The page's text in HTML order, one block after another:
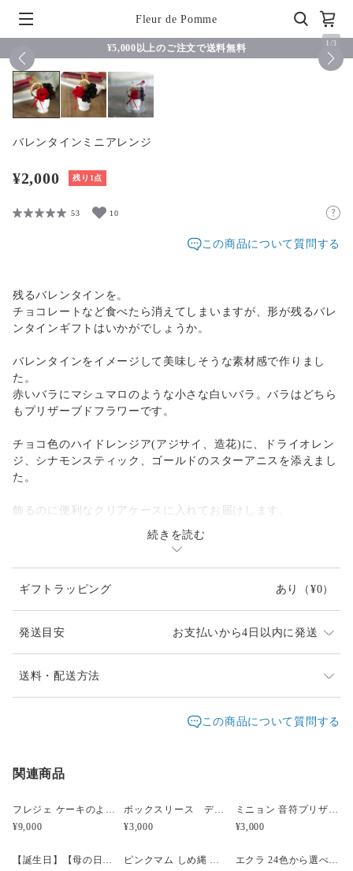
Fleur de Pomme
¥5,000以上のご注文で送料無料 1 /3
バレンタインミニアレンジ
¥2,000 残り1点
53 10
この商品について質問する
残るバレンタインを。
チョコレートなど食べたら消えてしまいますが、形が残るバレ
ンタインギフトはいかがでしょうか。
バレンタインをイメージして美味しそうな素材感で作りまし
た。
赤いバラにマシュマロのような小さな白いバラ。バラはどちら
もプリザーブドフラワーです。
チョコ色のハイドレンジア(アジサイ、造花)に、ドライオレン
ジ、シナモンスティック、ゴールドのスターアニスを添えまし
た。
飾るのに便利なクリアケースに入れてお届けします。
クリアケースサイズ:φ10cm×12cm
続きを読む
ギフトラッピング あり （¥0）
発送目安 お支払いから4日以内に発送
発送は通常2、3日以内（土日祝日を除く）に対応させて
しくお願い致します。
材料の在庫があった場合はご注文いただいてからの制作
になり、1週間ほどお時間をいただく場合がございま
fdpomme.tokyo@gmail.com
送料・配送方法
宅急便（ヤマト）
¥5,000以上のご注文で送料無料
この商品について質問する
関連商品
フレジェ ケーキのようなプリザーブドフラワーアレンジメント
¥9,000
ボックスリース デルフィニウムブルー
¥3,000
ミニョン 音符プリザーブドフラワー ピンク【発表会】【コンサート】【教室】
¥3,000
【誕生日】【母の日】ハートシャルロット ベリー プリザーブド フラワーケーキ
ピンクマム しめ縄 お正月飾り 水引
エクラ 24色から選べるアーティフィシャルフラワー